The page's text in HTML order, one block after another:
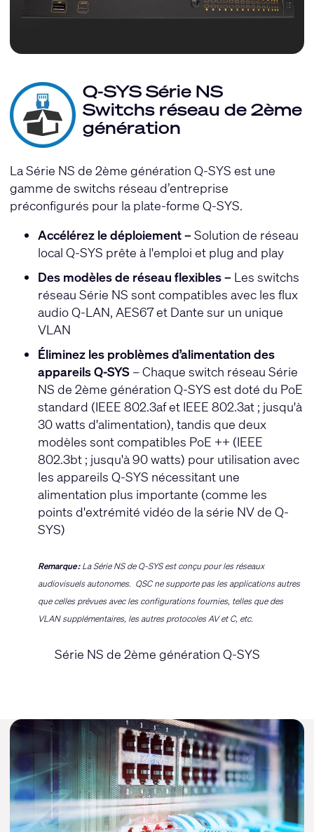
Q-SYS Série NS
Switchs réseau de 2ème
génération
La Série NS de 2ème génération Q-SYS est une
gamme de switchs réseau d’entreprise
préconfigurés pour la plate-forme Q-SYS.
Accélérez le déploiement – Solution de réseau
local Q-SYS prête à l'emploi et plug and play
Des modèles de réseau flexibles – Les switchs
réseau Série NS sont compatibles avec les flux
audio Q-LAN, AES67 et Dante sur un unique
VLAN
Éliminez les problèmes d’alimentation des
appareils Q-SYS– Chaque switch réseau Série
NS de 2ème génération Q-SYS est doté du PoE
standard (IEEE 802.3af et IEEE 802.3at ; jusqu'à
30 watts d'alimentation), tandis que deux
modèles sont compatibles PoE ++ (IEEE
802.3bt ; jusqu'à 90 watts) pour utilisation avec
les appareils Q-SYS nécessitant une
alimentation plus importante (comme les
points d'extrémité vidéo de la série NV de Q-
SYS)
Remarque :La Série NS de Q-SYS est conçu pour les réseaux
audiovisuels autonomes. QSC ne supporte pas les applications autres
que celles prévues avec les configurations fournies, telles que des
VLAN supplémentaires, les autres protocoles AV et C, etc.
Série NS de 2ème génération Q-SYS